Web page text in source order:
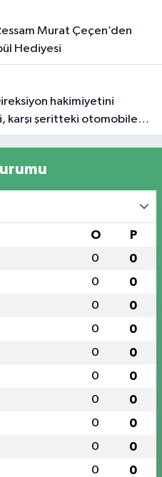
Hediyesi
karşı şeritteki otomobile
O P
0 0
0 0
0 0
0 0
0 0
0 0
0 0
0 0
0 0
0 0